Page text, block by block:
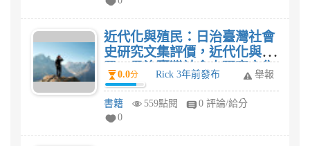
近代化與殖民：日治臺灣社會
史研究文集評價，近代化與殖
民：日治臺灣社會史研究文集
感想?
0.0分 Rick 3年前發布 舉報
書籍 559點閱
0 評論/給分
0